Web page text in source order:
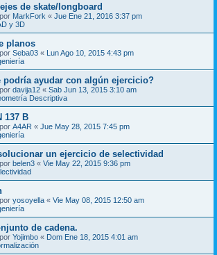
de skate/longboard
MarkFork « Jue Ene 21, 2016 3:37 pm
y 3D
planos
Seba03 « Lun Ago 10, 2015 4:43 pm
podría ayudar con algún ejercicio?
davija12 « Sab Jun 13, 2015 3:10 am
Descriptiva
137 B
A4AR « Jue May 28, 2015 7:45 pm
un ejercicio de selectividad
belen3 « Vie May 22, 2015 9:36 pm
yosoyella « Vie May 08, 2015 12:50 am
de cadena.
Yojimbo « Dom Ene 18, 2015 4:01 am